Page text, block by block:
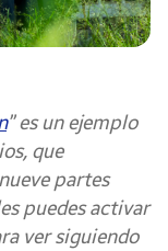
” es un ejemplo
que
partes
puedes activar
ver siguiendo